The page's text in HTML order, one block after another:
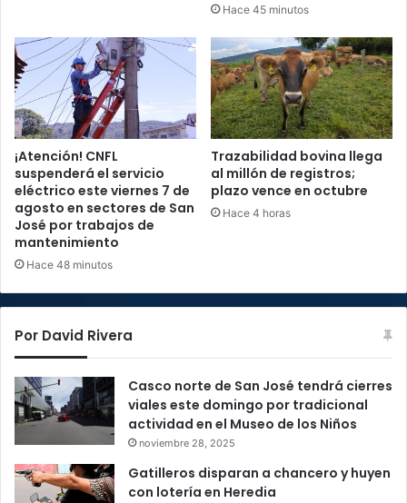
Hace 45 minutos
¡Atención! CNFL
suspenderá el servicio
eléctrico este viernes 7 de
agosto en sectores de San
José por trabajos de
mantenimiento
Hace 48 minutos
Trazabilidad bovina llega
al millón de registros;
plazo vence en octubre
Hace 4 horas
Por David Rivera
Casco norte de San José tendrá cierres
viales este domingo por tradicional
actividad en el Museo de los Niños
noviembre 28, 2025
Gatilleros disparan a chancero y huyen
con lotería en Heredia